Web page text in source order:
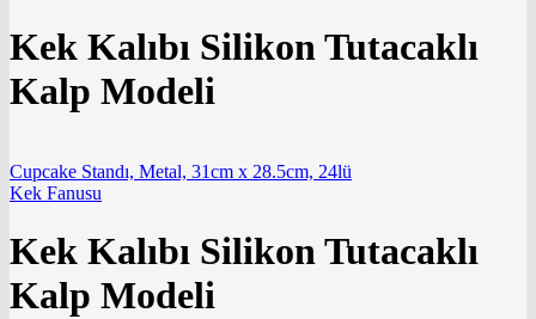
Kek Kalıbı Silikon Tutacaklı
Kalp Modeli
Cupcake Standı, Metal, 31cm x 28.5cm, 24lü
Kek Fanusu
Kek Kalıbı Silikon Tutacaklı
Kalp Modeli